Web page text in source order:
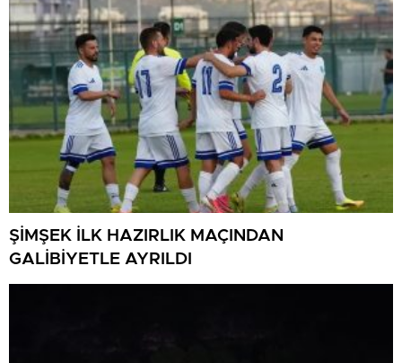
ŞİMŞEK İLK HAZIRLIK MAÇINDAN
GALİBİYETLE AYRILDI